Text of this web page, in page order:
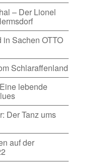
– Der Lionel
Sachen OTTO
Schlaraffenland
lebende
Der Tanz ums
auf der